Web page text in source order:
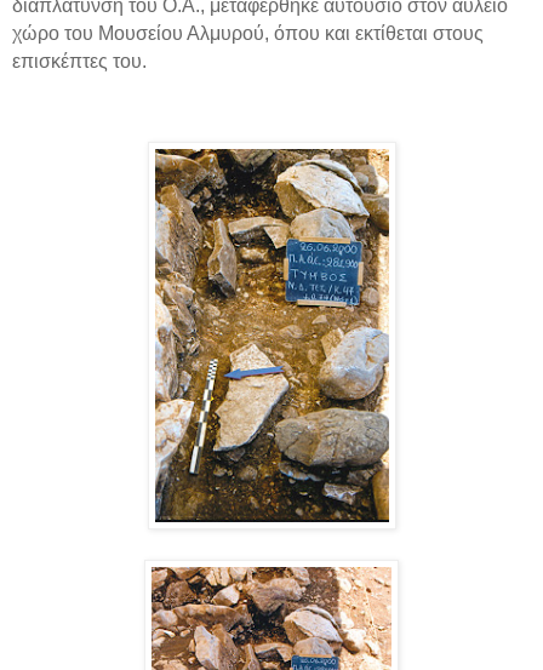
διαπλάτυνση του Ο.Α., μεταφέρθηκε αυτούσιο στον αύλειο
χώρο του Μουσείου Αλμυρού, όπου και εκτίθεται στους
επισκέπτες του.